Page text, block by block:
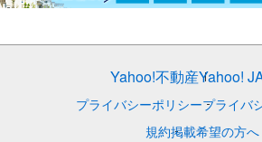
Yahoo!不動産Yahoo!
プライバシーポリシープライバ
規約掲載希望の方へ